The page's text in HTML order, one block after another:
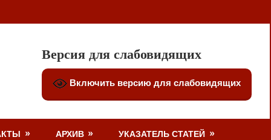
Версия для слабовидящих
Включить версию для слабовидящих
АРХИВ УКАЗАТЕЛЬ СТАТЕЙ